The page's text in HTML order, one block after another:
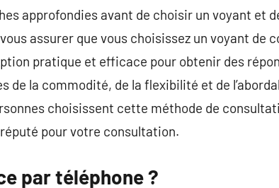
approfondies avant de choisir un voyant et
assurer que vous choisissez un voyant de
pratique et efficace pour obtenir des
de la commodité, de la flexibilité et de
choisissent cette méthode de
pour votre consultation.
par téléphone ?